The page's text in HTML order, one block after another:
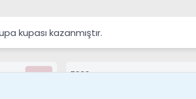
kupası kazanmıştır.
7388